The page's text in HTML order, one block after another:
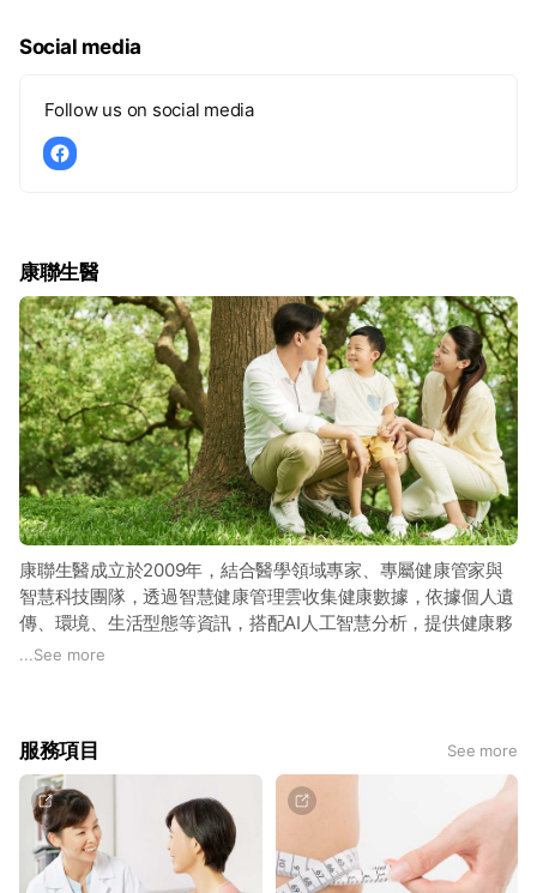
Social media
Follow us on social media
康聯生醫
康聯生醫成立於2009年，結合醫學領域專家、專屬健康管家與
智慧科技團隊，透過智慧健康管理雲收集健康數據，依據個人遺
傳、環境、生活型態等資訊，搭配AI人工智慧分析，提供健康夥
伴量身訂製全生命周期、全方位、全年度健康管理服務，讓健康
...See more
服務項目 See more